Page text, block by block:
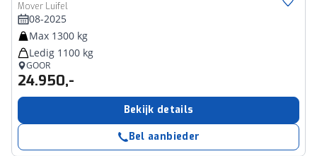
Mover Luifel
08-2025
Max 1300 kg
Ledig 1100 kg
GOOR
24.950,-
Bekijk details
Bel aanbieder